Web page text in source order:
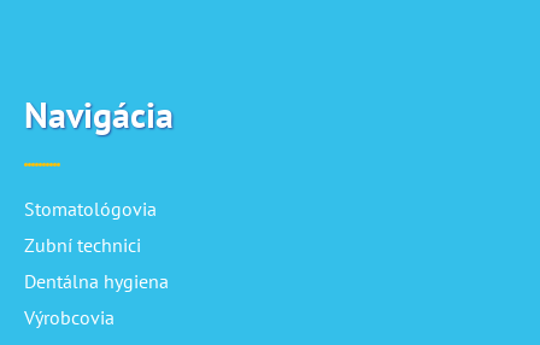
Navigácia
Stomatológovia
Zubní technici
Dentálna hygiena
Výrobcovia